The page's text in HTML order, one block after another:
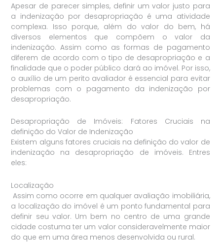
Apesar de parecer simples, definir um valor justo para
a indenização por desapropriação é uma atividade
complexa. Isso porque, além do valor do bem, há
diversos elementos que compõem o valor da
indenização. Assim como as formas de pagamento
diferem de acordo com o tipo de desapropriação e a
finalidade que o poder público dará ao imóvel. Por isso,
o auxílio de um perito avaliador é essencial para evitar
problemas com o pagamento da indenização por
desapropriação.
Desapropriação de Imóveis: Fatores Cruciais na
definição do Valor de Indenização
Existem alguns fatores cruciais na definição do valor de
indenização na desapropriação de imóveis. Entres
eles:
Localização
Assim como ocorre em qualquer avaliação imobiliária,
a localização do imóvel é um ponto fundamental para
definir seu valor. Um bem no centro de uma grande
cidade costuma ter um valor consideravelmente maior
do que em uma área menos desenvolvida ou rural.